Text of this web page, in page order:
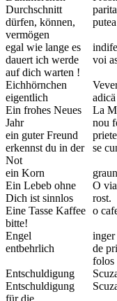
Durchschnitt
dürfen, können,
vermögen
putea
egal wie lange es
dauert ich werde
auf dich warten !
voi
Eichhörnchen
eigentlich
adicä
Ein frohes Neues
Jahr
La
nou
ein guter Freund
erkennst du in der
Not
se
ein Korn
Ein Lebeb ohne
Dich ist sinnlos
O
rost.
Eine Tasse Kaffee
bitte!
o
Engel inger
entbehrlich
de
folos
Entschuldigung
Entschuldigung